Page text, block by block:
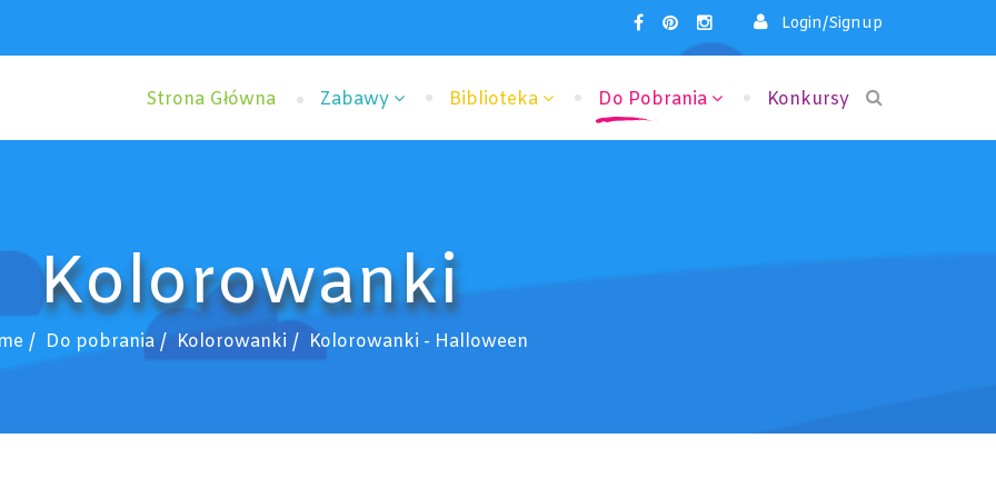
Login/Signup
Strona Główna Zabawy Biblioteka Do Pobrania Konkursy
Kolorowanki
Do pobrania Kolorowanki Kolorowanki - Halloween